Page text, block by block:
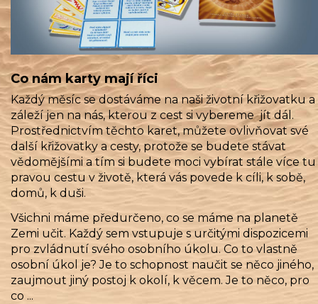
Co nám karty mají říci
Každý měsíc se dostáváme na naši životní křižovatku a
záleží jen na nás, kterou z cest si vybereme jít dál.
Prostřednictvím těchto karet, můžete ovlivňovat své
další křižovatky a cesty, protože se budete stávat
vědomějšími a tím si budete moci vybírat stále více tu
pravou cestu v životě, která vás povede k cíli, k sobě,
domů, k duši.
Všichni máme předurčeno, co se máme na planetě
Zemi učit. Každý sem vstupuje s určitými dispozicemi
pro zvládnutí svého osobního úkolu. Co to vlastně
osobní úkol je? Je to schopnost naučit se něco jiného,
zaujmout jiný postoj k okolí, k věcem. Je to něco, pro
co ...